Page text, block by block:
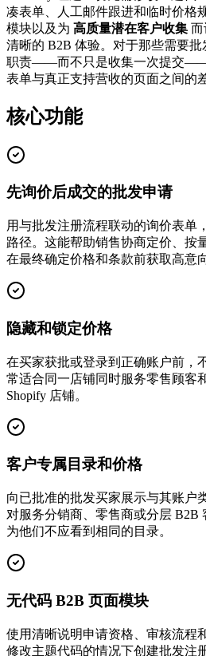
凑表单、人工邮件跟进和临时价格
模块以及为 高质量潜在客户收集 而
清晰的 B2B 体验。对于那些需要
职责——而不只是收集一次提交——
表单与真正支持营收的页面之间的
核心功能
先询价后成交的批发申请
用与批发注册流程联动的询价表单
路径。这能帮助销售协商定价、按
在最终确定价格和条款前获取高意
隐藏和锁定价格
在买家获批或登录到正确账户前，
常适合同一店铺同时服务零售顾客
Shopify 店铺。
客户专属目录和价格
向已批准的批发买家展示与其账户
对服务分销商、零售商或分层 B2B
为他们不应看到相同的目录。
无代码 B2B 页面模块
使用清晰说明申请资格、审核流程
修改主题代码的情况下创建批发注